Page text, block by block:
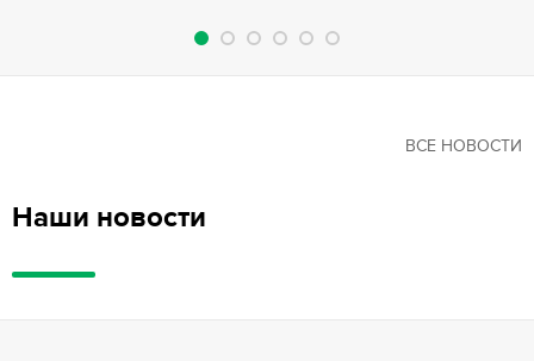
Наши новости
ВСЕ НОВОСТИ